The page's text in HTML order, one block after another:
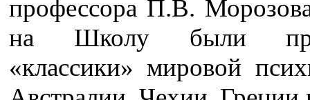
профессора П.В.
на Школу были
«классики» мировой